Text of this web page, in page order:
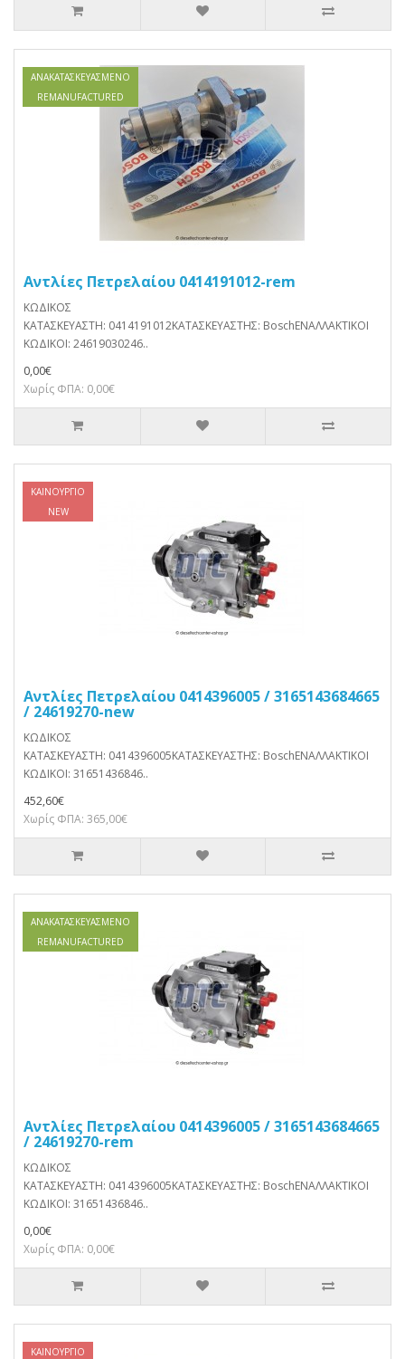
ΑΝΑΚΑΤΑΣΚΕΥΑΣΜΈΝΟ
REMANUFACTURED
Αντλίες Πετρελαίου 0414191012-rem
ΚΩΔΙΚΟΣ
ΚΑΤΑΣΚΕΥΑΣΤΗ: 0414191012ΚΑΤΑΣΚΕΥΑΣΤΗΣ: BoschΕΝΑΛΛΑΚΤΙΚΟΙ
ΚΩΔΙΚΟΙ: 24619030246..
0,00€
Χωρίς ΦΠΑ: 0,00€
ΚΑΙΝΟΎΡΓΙΟ
NEW
Αντλίες Πετρελαίου 0414396005 / 3165143684665
/ 24619270-new
ΚΩΔΙΚΟΣ
ΚΑΤΑΣΚΕΥΑΣΤΗ: 0414396005ΚΑΤΑΣΚΕΥΑΣΤΗΣ: BoschΕΝΑΛΛΑΚΤΙΚΟΙ
ΚΩΔΙΚΟΙ: 31651436846..
452,60€
Χωρίς ΦΠΑ: 365,00€
ΑΝΑΚΑΤΑΣΚΕΥΑΣΜΈΝΟ
REMANUFACTURED
Αντλίες Πετρελαίου 0414396005 / 3165143684665
/ 24619270-rem
ΚΩΔΙΚΟΣ
ΚΑΤΑΣΚΕΥΑΣΤΗ: 0414396005ΚΑΤΑΣΚΕΥΑΣΤΗΣ: BoschΕΝΑΛΛΑΚΤΙΚΟΙ
ΚΩΔΙΚΟΙ: 31651436846..
0,00€
Χωρίς ΦΠΑ: 0,00€
ΚΑΙΝΟΎΡΓΙΟ